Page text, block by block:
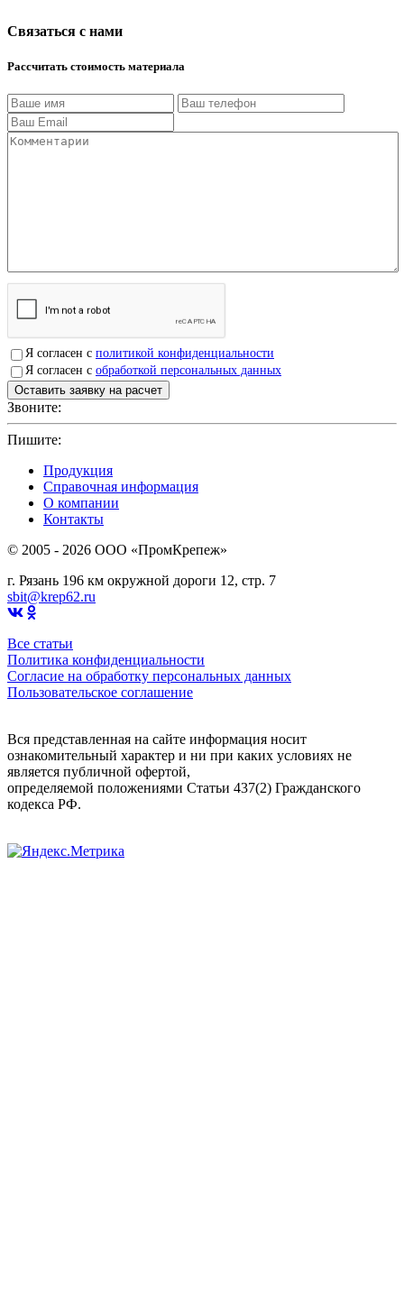
Связаться с нами
Рассчитать стоимость материала
Я согласен с политикой конфиденциальности
Я согласен с обработкой персональных данных
Звоните:
Пишите:
Продукция
Справочная информация
О компании
Контакты
© 2005 - 2026 OOO «ПромКрепеж»
г. Рязань 196 км окружной дороги 12, стр. 7
sbit@krep62.ru
Все статьи
Политика конфиденциальности
Согласие на обработку персональных данных
Пользовательское соглашение
Вся представленная на сайте информация носит
ознакомительный характер и ни при каких условиях не
является публичной офертой,
определяемой положениями Статьи 437(2) Гражданского
кодекса РФ.